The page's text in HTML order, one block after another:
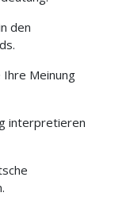
den
Ihre Meinung
interpretieren